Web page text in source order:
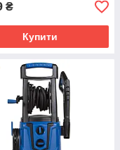
₴
Купити